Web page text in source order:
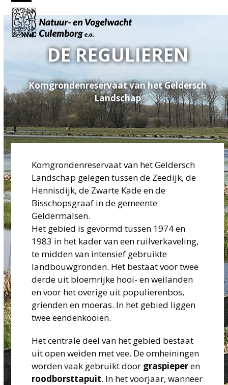
Skip
to
content
Open
mobile
Close
mobile
DE REGULIEREN
Komgrondenreservaat van het Geldersch
Landschap
Komgrondenreservaat van het Geldersch
Landschap gelegen tussen de Zeedijk, de
Hennisdijk, de Zwarte Kade en de
Bisschopsgraaf in de gemeente
Geldermalsen.
Het gebied is gevormd tussen 1974 en
1983 in het kader van een ruilverkaveling,
te midden van intensief gebruikte
landbouwgronden. Het bestaat voor twee
derde uit bloemrijke hooi- en weilanden
en voor het overige uit populierenbos,
grienden en moeras. In het gebied liggen
twee eendenkooien.
Hetcentraledeel van het gebied bestaat
uitopenweiden metvee. Deomheiningen
wordenvaak gebruiktdoor graspieperen
roodborsttapuit. In hetvoorjaar, wanneer